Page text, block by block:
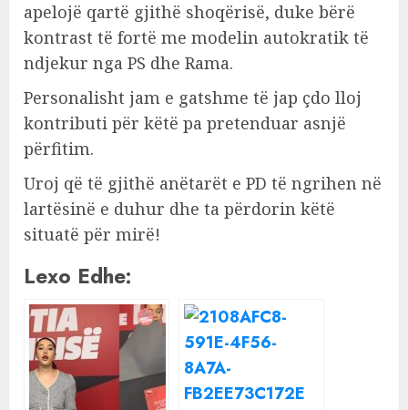
apelojë qartë gjithë shoqërisë, duke bërë
kontrast të fortë me modelin autokratik të
ndjekur nga PS dhe Rama.
Personalisht jam e gatshme të jap çdo lloj
kontributi për këtë pa pretenduar asnjë
përfitim.
Uroj që të gjithë anëtarët e PD të ngrihen në
lartësinë e duhur dhe ta përdorin këtë
situatë për mirë!
Lexo Edhe: